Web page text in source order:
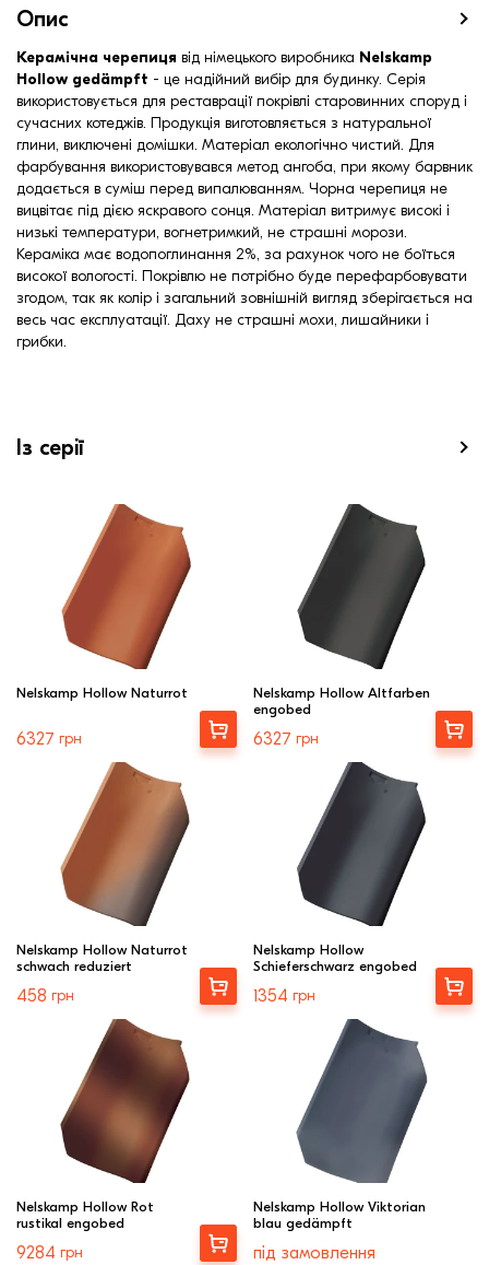
Середня довжина обрешітки, мм:
Середня довжина обрешітки, мм:
Опис
Керамічна черепиця від німецького виробника Nelskamp
Hollow gedämpft - це надійний вибір для будинку. Серія
використовується для реставрації покрівлі старовинних споруд і
сучасних котеджів. Продукція виготовляється з натуральної
глини, виключені домішки. Матеріал екологічно чистий. Для
фарбування використовувався метод ангоба, при якому барвник
додається в суміш перед випалюванням. Чорна черепиця не
вицвітає під дією яскравого сонця. Матеріал витримує високі і
низькі температури, вогнетримкий, не страшні морози.
Кераміка має водопоглинання 2%, за рахунок чого не боїться
високої вологості. Покрівлю не потрібно буде перефарбовувати
згодом, так як колір і загальний зовнішній вигляд зберігається на
весь час експлуатації. Даху не страшні мохи, лишайники і
грибки.
Із серії
Nelskamp Hollow Naturrot
6327 грн
Вибрати
Nelskamp Hollow Altfarben
engobed
6327 грн
Вибрати
Nelskamp Hollow Naturrot
schwach reduziert
458 грн
Вибрати
Nelskamp Hollow
Schieferschwarz engobed
1354 грн
Вибрати
Nelskamp Hollow Rot
rustikal engobed
9284 грн
Вибрати
Nelskamp Hollow Viktorian
blau gedämpft
під замовлення